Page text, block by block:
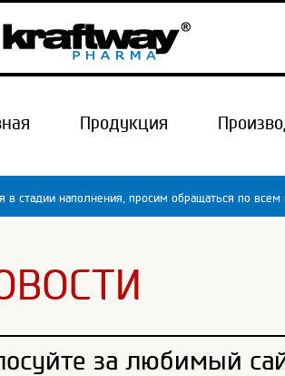
Продукция
в стадии наполнения, просим обращаться по
за любимый